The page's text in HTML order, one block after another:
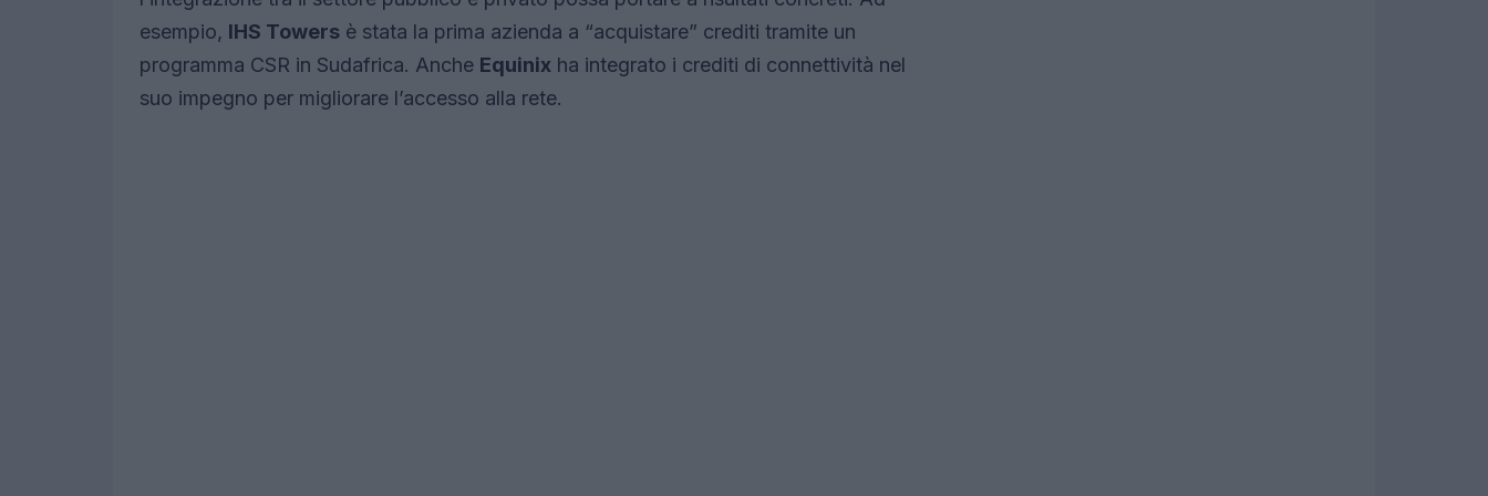
esempio, IHS Towers è stata la prima azienda a “acquistare” crediti tramite un
programma CSR in Sudafrica. Anche Equinix ha integrato i crediti di connettività nel
suo impegno per migliorare l’accesso alla rete.